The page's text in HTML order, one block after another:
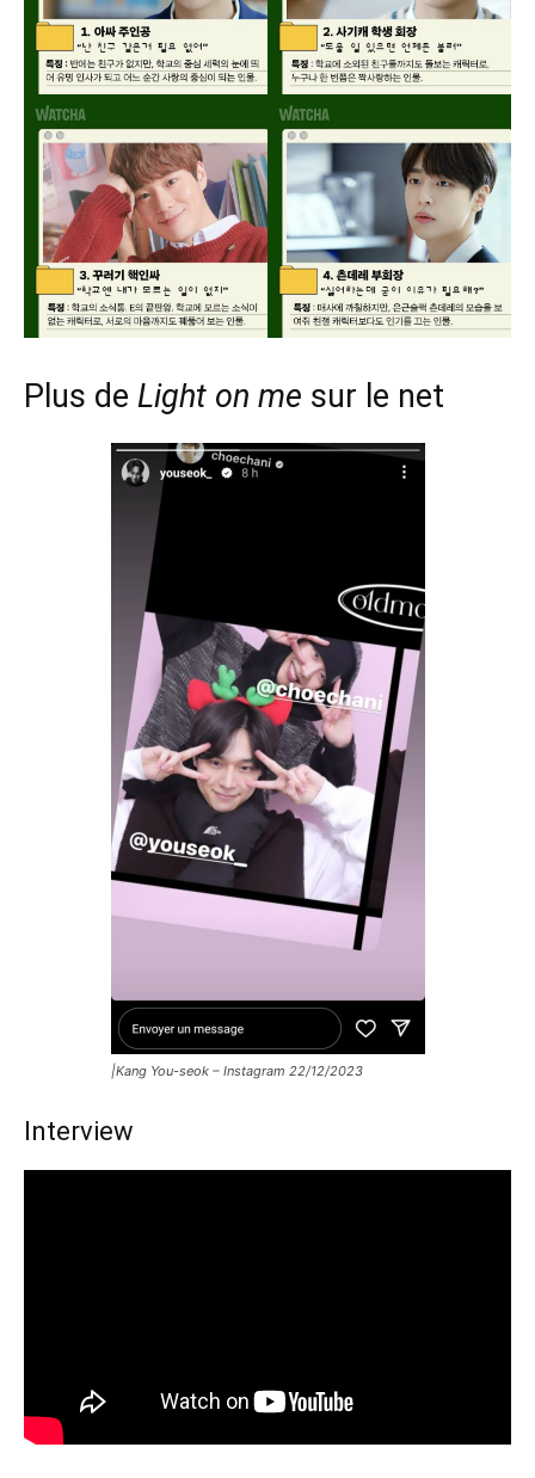
Plus de Light on me sur le net
|Kang You-seok – Instagram 22/12/2023
Interview